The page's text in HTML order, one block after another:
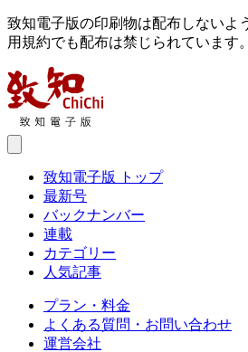
致知電子版の印刷物は配布しないよ
用規約でも配布は禁じられています。
致知電子版 トップ
最新号
バックナンバー
連載
カテゴリー
人気記事
プラン・料金
よくある質問・お問い合わせ
運営会社